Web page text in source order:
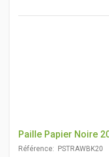
Paille Papier Noire
Référence: PSTRAWBK20